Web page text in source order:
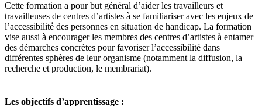
Cette formation a pour but général d’aider les travailleurs et
travailleuses de centres d’artistes à se familiariser avec les enjeux de
l’accessibilité́ des personnes en situation de handicap. La formation
vise aussi à encourager les membres des centres d’artistes à entamer
des démarches concrètes pour favoriser l’accessibilité dans
différentes sphères de leur organisme (notamment la diffusion, la
recherche et production, le membrariat).
Les objectifs d’apprentissage :